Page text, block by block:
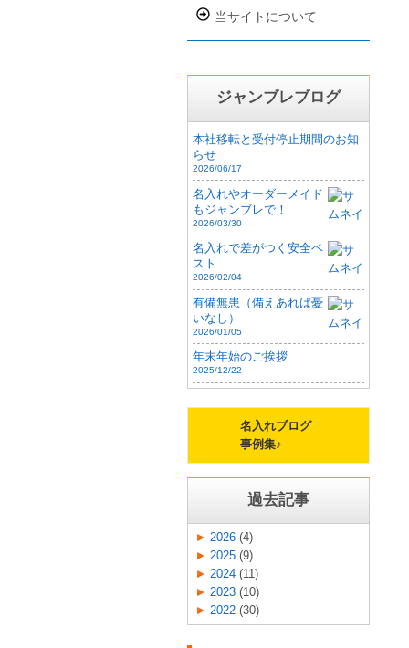
当サイトについて
ジャンブレブログ
本社移転と受付停止期間のお知
らせ
2026/06/17
名入れやオーダーメイド
もジャンブレで！
2026/03/30
名入れで差がつく安全ベ
スト
2026/02/04
有備無患（備えあれば憂
いなし）
2026/01/05
年末年始のご挨拶
2025/12/22
名入れブログ
事例集♪
過去記事
2026 (4)
2025 (9)
2024 (11)
2023 (10)
2022 (30)